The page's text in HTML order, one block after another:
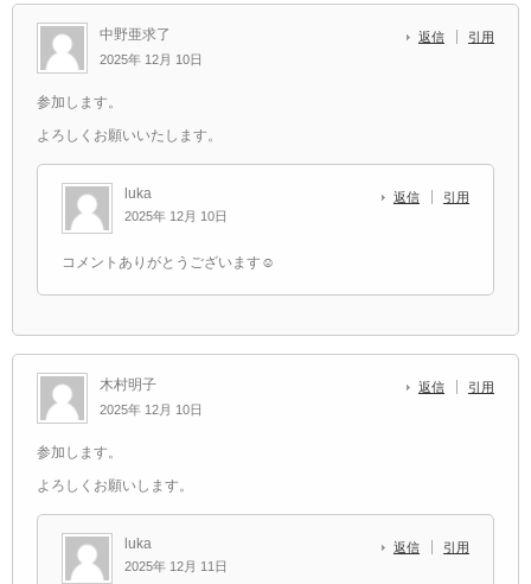
中野亜求了
2025年 12月 10日
返信 引用
参加します。
よろしくお願いいたします。
luka
2025年 12月 10日
返信 引用
コメントありがとうございます☺️
木村明子
2025年 12月 10日
返信 引用
参加します。
よろしくお願いします。
luka
2025年 12月 11日
返信 引用